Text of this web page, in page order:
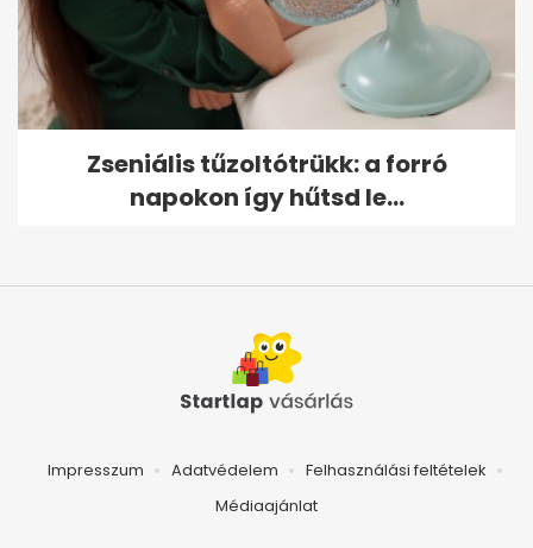
Zseniális tűzoltótrükk: a forró
napokon így hűtsd le...
Impresszum Adatvédelem
Felhasználási feltételek
Médiaajánlat